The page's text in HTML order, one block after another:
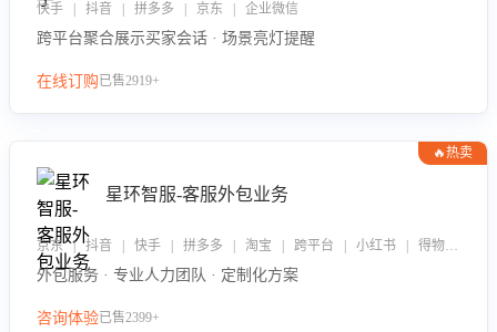
快手 | 抖音 | 拼多多 | 京东 | 企业微信
跨平台聚合展示买家会话 · 场景亮灯提醒
在线订购已售2919+
🔥热卖
星环智服-客服外包业务
京东 | 抖音 | 快手 | 拼多多 | 淘宝 | 跨平台 | 小红书 | 得物 | 企业微信
外包服务 · 专业人力团队 · 定制化方案
咨询体验已售2399+